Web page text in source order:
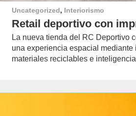
Uncategorized, Interiorismo
Retail deportivo con
La nueva tienda del RC Deportivo
una experiencia espacial mediante
materiales reciclables e